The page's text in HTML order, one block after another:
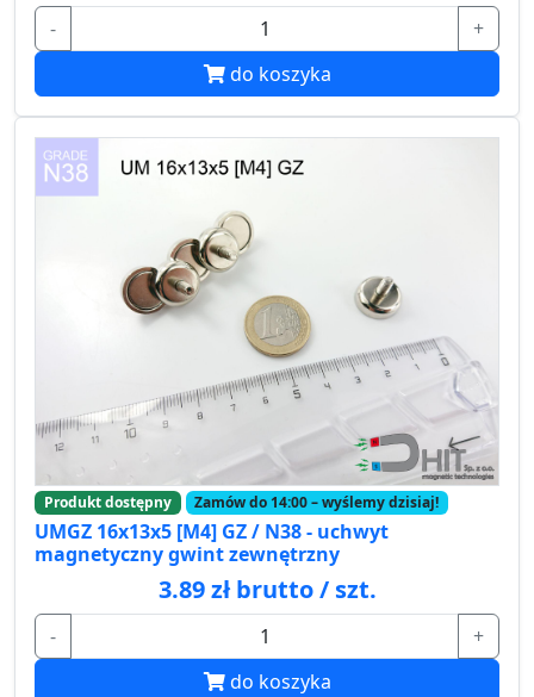
-
+
do koszyka
Produkt dostępny Zamów do 14:00 – wyślemy dzisiaj!
UMGZ 16x13x5 [M4] GZ / N38 - uchwyt
magnetyczny gwint zewnętrzny
3.89 zł brutto / szt.
-
+
do koszyka